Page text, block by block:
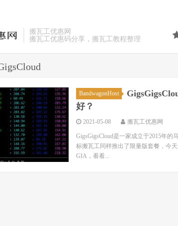
搬瓦工优惠网
搬瓦工优惠码分享，搬瓦工教程整理
BandwagonHost
好？
2021-05-08 搬瓦工优惠网
GigsGigsCloud是一家成立于2015年
标搬瓦工同样推出了限量版套餐，今
GIA，看看...